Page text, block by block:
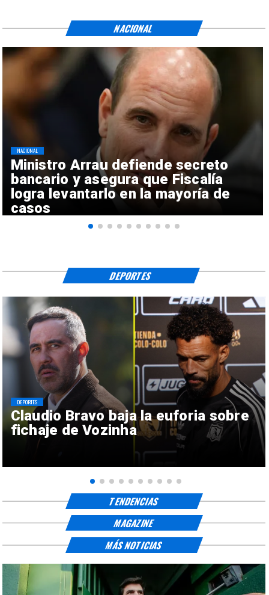
Ministro Arrau defiende secreto
bancario y asegura que Fiscalía
logra levantarlo en la mayoría de
casos
NACIONAL
NACIONAL
Claudio Bravo baja la euforia sobre
fichaje de Vozinha
DEPORTES
DEPORTES
TENDENCIAS
MAGAZINE
MÁS NOTICIAS